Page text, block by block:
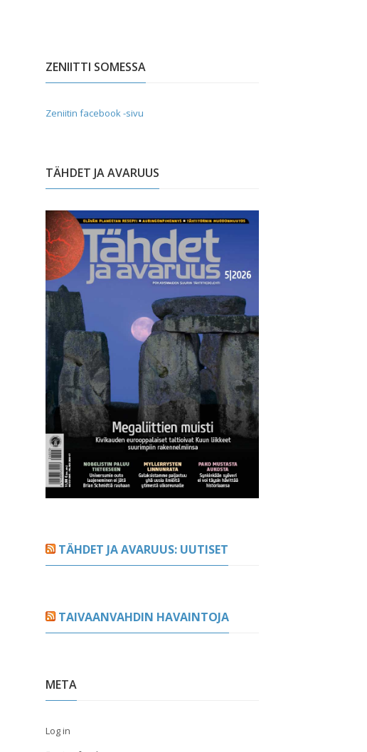
ZENIITTI SOMESSA
Zeniitin facebook -sivu
TÄHDET JA AVARUUS
TÄHDET JA AVARUUS: UUTISET
TAIVAANVAHDIN HAVAINTOJA
META
Log in